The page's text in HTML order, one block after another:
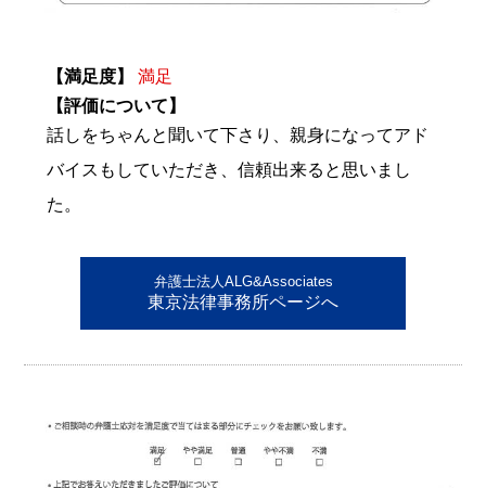
【満足度】
満足
【評価について】
話しをちゃんと聞いて下さり、親身になってアド
バイスもしていただき、信頼出来ると思いまし
た。
弁護士法人ALG&Associates
東京法律事務所ページへ